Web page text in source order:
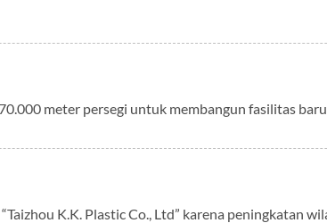
meter persegi untuk membangun fasilitas
K.K. Plastic Co., Ltd” karena peningkatan